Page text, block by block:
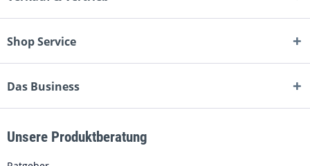
Shop Service
Das Business
Unsere Produktberatung